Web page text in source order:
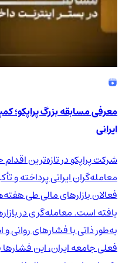
معرفی مسابقه بزرگ پراپکو؛
ایرانی
شرکت پراپکو در تازه‌ترین
معامله‌گران ایرانی پرداخته و
فعالان بازارهای مالی طی
یافته است. معامله‌گری در
به‌طور ذاتی با فشارهای روانی
فعلی جامعه ایران، این